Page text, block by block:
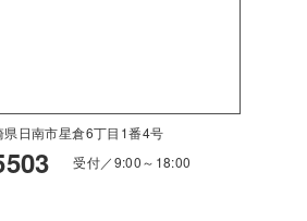
日南市星倉6丁目1番4号
受付／9:00～18:00